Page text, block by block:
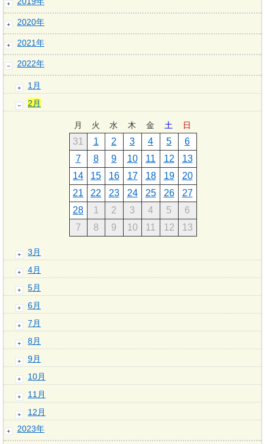
2020年
2021年
2022年
1月
2月
月 火 水 木 金 土 日
31 1 2 3 4 5
6
7
8 9 10 11 12
13
14
15 16 17 18 19
20
21
22 23 24 25 26
27
28
1 2 3 4 5
6
7
8 9 10 11 12 13
3月
4月
5月
6月
7月
8月
9月
10月
11月
12月
2023年